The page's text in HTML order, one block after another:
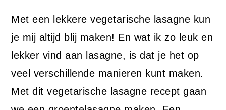
Met een lekkere vegetarische lasagne kun
je mij altijd blij maken! En wat ik zo leuk en
lekker vind aan lasagne, is dat je het op
veel verschillende manieren kunt maken.
Met dit vegetarische lasagne recept gaan